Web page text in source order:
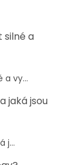
silné a
a vy...
jaká jsou
j...